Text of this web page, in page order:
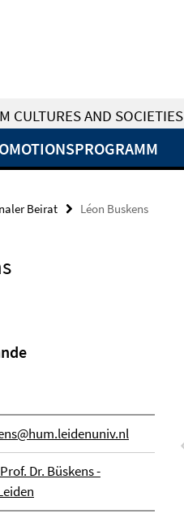
CULTURES AND SOCIETIES
Beirat Léon Buskens
Dr. Büskens -